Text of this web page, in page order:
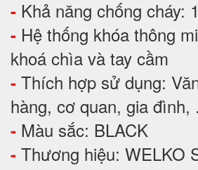
- Khả năng chống cháy:
- Hệ thống khóa thông
khoá chìa và tay cầm
- Thích hợp sử dụng:
hàng, cơ quan, gia đình,
- Màu sắc: BLACK
- Thương hiệu: WELKO